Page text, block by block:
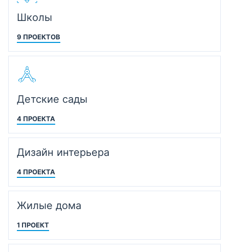
Школы
9 ПРОЕКТОВ
Детские сады
4 ПРОЕКТА
Дизайн интерьера
4 ПРОЕКТА
Жилые дома
1 ПРОЕКТ